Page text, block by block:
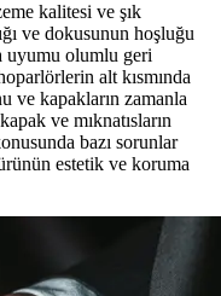
kalitesi ve şık
ve dokusunun hoşluğu
uyumu olumlu geri
alt kısmında
ve kapakların zamanla
ve mıknatısların
bazı sorunlar
estetik ve koruma